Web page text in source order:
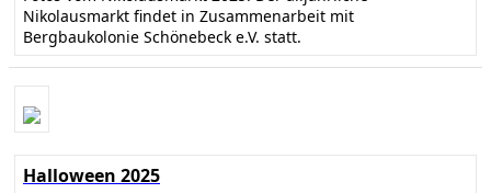
Nikolausmarkt findet in Zusammenarbeit mit
Bergbaukolonie Schönebeck e.V. statt.
Halloween 2025